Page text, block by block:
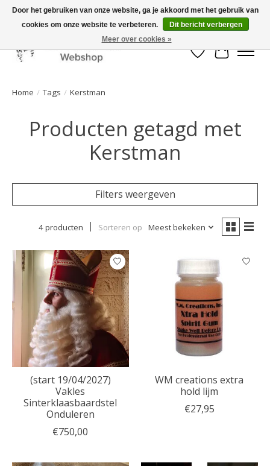
Mooi werk, snelle levering!
Verlanglijst
Home / Tags / Kerstman
Producten getagd met
Kerstman
Filters weergeven
4 producten Sorteren op Meest bekeken
(start 19/04/2027)
Vakles
Sinterklaasbaardstel
Onduleren
€750,00
WM creations extra
hold lijm
€27,95
Door het gebruiken van onze website, ga je akkoord met het gebruik van
cookies om onze website te verbeteren.
Dit bericht verbergen
Meer over cookies »